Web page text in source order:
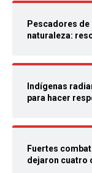
Pescadores
naturaleza:
Indígenas
para hacer
Fuertes
dejaron cuatro